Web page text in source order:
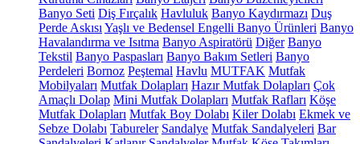
Banyo Seti Diş Fırçalık Havluluk Banyo Kaydırmazı Duş
Perde Askısı Yaşlı ve Bedensel Engelli Banyo Ürünleri Banyo
Havalandırma ve Isıtma Banyo Aspiratörü Diğer Banyo
Tekstil Banyo Paspasları Banyo Bakım Setleri Banyo
Perdeleri Bornoz Peştemal Havlu MUTFAK Mutfak
Mobilyaları Mutfak Dolapları Hazır Mutfak Dolapları Çok
Amaçlı Dolap Mini Mutfak Dolapları Mutfak Rafları Köşe
Mutfak Dolapları Mutfak Boy Dolabı Kiler Dolabı Ekmek ve
Sebze Dolabı Tabureler Sandalye Mutfak Sandalyeleri Bar